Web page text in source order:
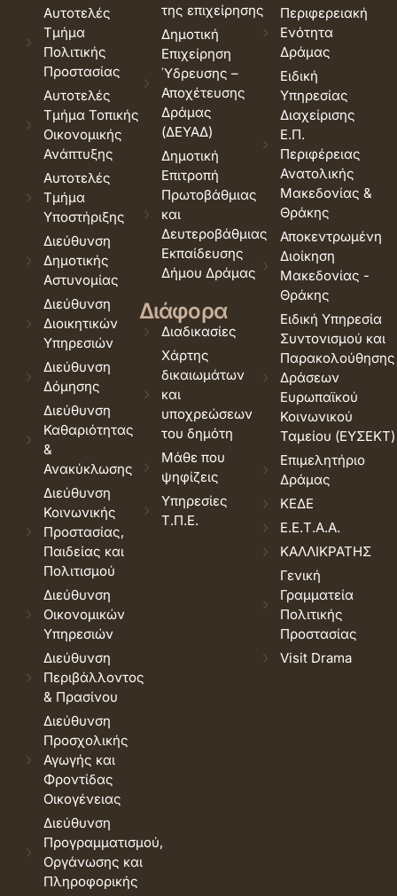
Αυτοτελές
Τμήμα
Πολιτικής
Προστασίας
Αυτοτελές
Τμήμα Τοπικής
Οικονομικής
Ανάπτυξης
Αυτοτελές
Τμήμα
Υποστήριξης
Διεύθυνση
Δημοτικής
Αστυνομίας
Διεύθυνση
Διοικητικών
Υπηρεσιών
Διεύθυνση
Δόμησης
Διεύθυνση
Καθαριότητας
&
Ανακύκλωσης
Διεύθυνση
Κοινωνικής
Προστασίας,
Παιδείας και
Πολιτισμού
Διεύθυνση
Οικονομικών
Υπηρεσιών
Διεύθυνση
Περιβάλλοντος
& Πρασίνου
Διεύθυνση
Προσχολικής
Αγωγής και
Φροντίδας
Οικογένειας
Διεύθυνση
Προγραμματισμού,
Οργάνωσης και
Πληροφορικής
της επιχείρησης
Δημοτική
Επιχείρηση
Ύδρευσης –
Αποχέτευσης
Δράμας
(ΔΕΥΑΔ)
Δημοτική
Επιτροπή
Πρωτοβάθμιας
και
Δευτεροβάθμιας
Εκπαίδευσης
Δήμου Δράμας
Διάφορα
Διαδικασίες
Χάρτης
δικαιωμάτων
και
υποχρεώσεων
του δημότη
Μάθε που
ψηφίζεις
Υπηρεσίες
Τ.Π.Ε.
Περιφερειακή
Ενότητα
Δράμας
Ειδική
Υπηρεσίας
Διαχείρισης
Ε.Π.
Περιφέρειας
Ανατολικής
Μακεδονίας &
Θράκης
Αποκεντρωμένη
Διοίκηση
Μακεδονίας -
Θράκης
Ειδική Υπηρεσία
Συντονισμού και
Παρακολούθησης
Δράσεων
Ευρωπαϊκού
Κοινωνικού
Ταμείου (ΕΥΣΕΚΤ)
Επιμελητήριο
Δράμας
ΚΕΔΕ
Ε.Ε.Τ.Α.Α.
ΚΑΛΛΙΚΡΑΤΗΣ
Γενική
Γραμματεία
Πολιτικής
Προστασίας
Visit Drama